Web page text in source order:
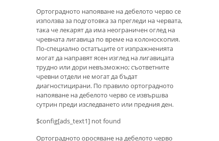
Ортоградното напояване на дебелото черво се
използва за подготовка за прегледи на червата,
така че лекарят да има неограничен оглед на
чревната лигавица по време на колоноскопия.
По-специално остатъците от изпражненията
могат да направят ясен изглед на лигавицата
трудно или дори невъзможно; съответните
чревни отдели не могат да бъдат
диагностицирани. По правило ортоградното
напояване на дебелото черво се извършва
сутрин преди изследването или предния ден.
$config[ads_text1] not found
Ортоградното оросяване на дебелото черво